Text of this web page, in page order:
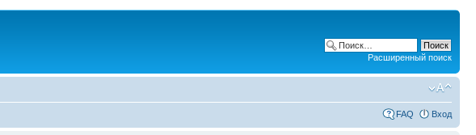
Расширенный поиск
FAQ Вход